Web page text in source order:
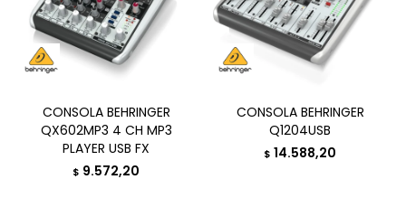
CONSOLA BEHRINGER
QX602MP3 4 CH MP3
PLAYER USB FX
$ 9.572,20
CONSOLA BEHRINGER
Q1204USB
$ 14.588,20